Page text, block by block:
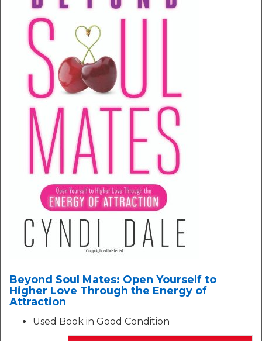
Beyond Soul Mates: Open Yourself to
Higher Love Through the Energy of
Attraction
Used Book in Good Condition